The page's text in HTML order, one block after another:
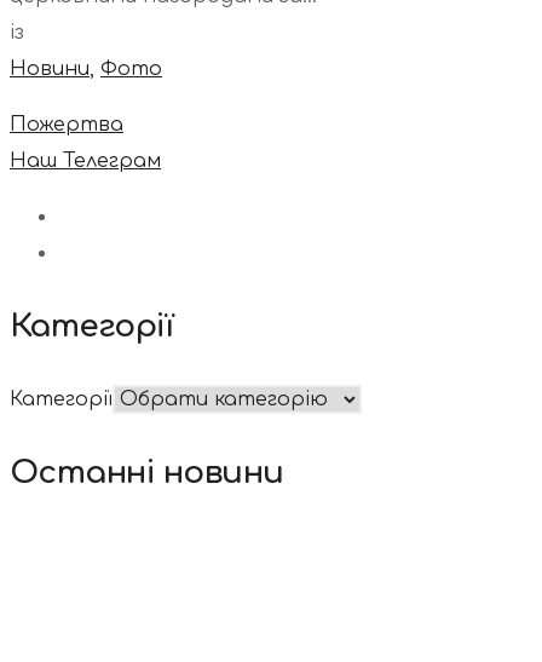
із
Новини, Фото
Пожертва
Наш Телеграм
Категорії
Категорії
Останні новини